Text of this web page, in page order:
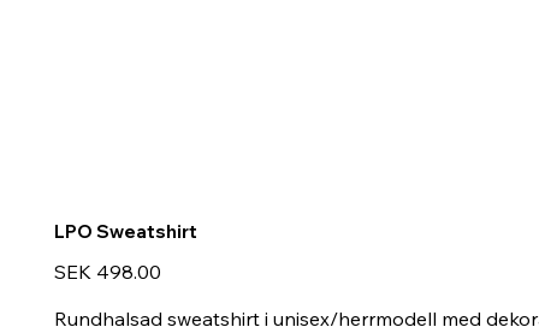
LPO Sweatshirt
Price
SEK 498.00
Rundhalsad sweatshirt i unisex/herrmodell med